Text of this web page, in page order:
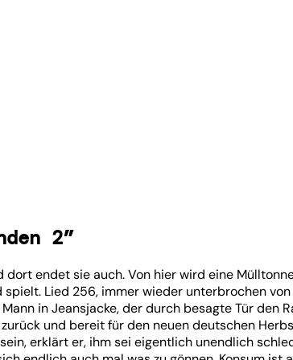
2”
endet sie auch. Von hier wird eine
Lied 256, immer wieder unterbrochen
in Jeansjacke, der durch besagte Tür den
und bereit für den neuen deutschen
erklärt er, ihm sei eigentlich unendlich